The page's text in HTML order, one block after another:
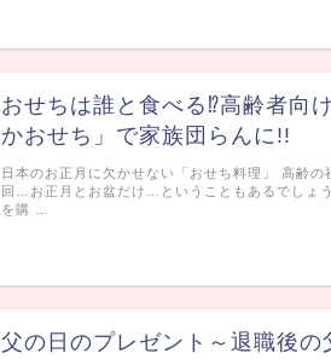
おせちは誰と食べる⁉高齢者向
かおせち」で家族団らんに!!
日本のお正月に欠かせない「おせち料理」 高齢の
回…お正月とお盆だけ…ということもあるでしょ
を購 …
父の日のプレゼント～退職後の